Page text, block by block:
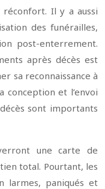
réconfort. Il y a aussi
des funérailles,
post-enterrement.
après décès est
sa reconnaissance à
conception et l’envoi
sont importants
une carte de
total. Pourtant, les
larmes, paniqués et